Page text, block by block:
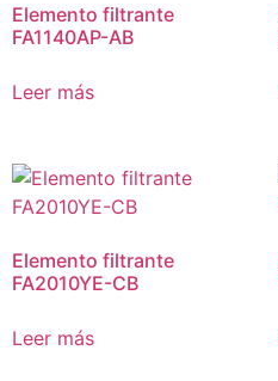
Elemento filtrante
FA1140AP-AB
Leer más
Elemento filtrante
FA2010YE-CB
Leer más